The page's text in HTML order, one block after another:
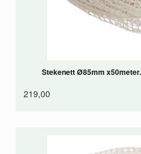
Stekenett Ø85mm
219,00